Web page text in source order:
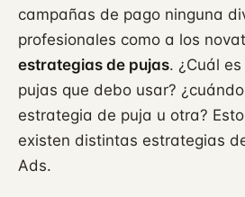
campañas de pago ninguna
profesionales como a los
estrategias de pujas. ¿Cuál
pujas que debo usar?
estrategia de puja u otra?
existen distintas estrategias
Ads.